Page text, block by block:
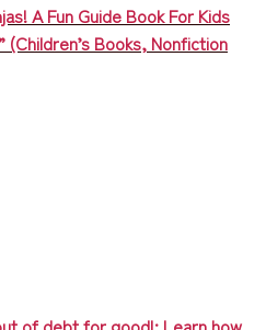
A Fun Guide Book For Kids
(Children’s Books, Nonfiction